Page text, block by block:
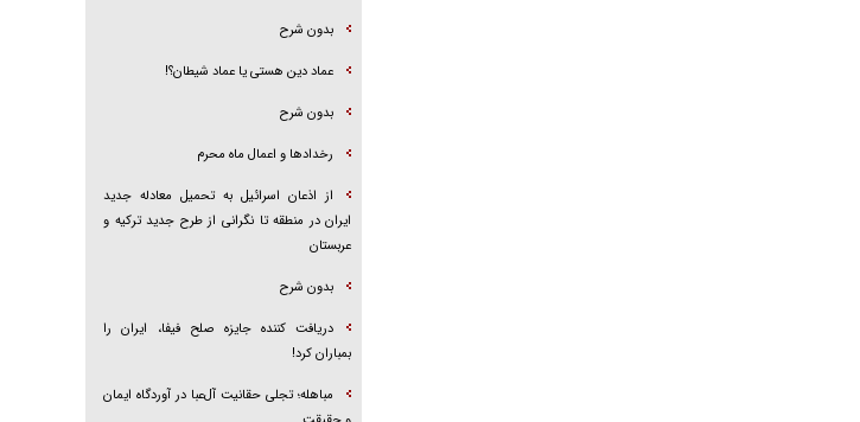
بدون شرح
عماد دین هستی یا عماد شیطان؟!
بدون شرح
رخداد‌ها و اعمال ماه محرم
از اذعان اسرائیل به تحمیل معادله جدید
ایران در منطقه تا نگرانی از طرح جدید ترکیه و
عربستان
بدون شرح
دریافت کننده جایزه صلح فیفا، ایران را
بمباران کرد!
مباهله؛ تجلی حقانیت آل‌عبا در آوردگاه ایمان